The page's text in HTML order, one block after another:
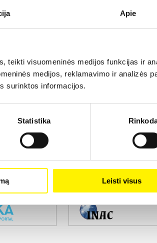
Apie
teikti visuomeninės medijos funkcijas ir
medijos, reklamavimo ir analizės
surinktos informacijos.
Statistika
Leisti visus